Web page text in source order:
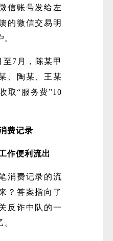
信账号发给左
的微信交易明
至7月，陈某甲
、陶某、王某
取“服务费”10
费记录
作便利流出
消费记录的流
？答案指向了
反诈中队的一